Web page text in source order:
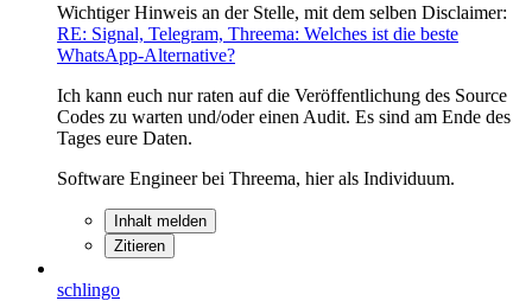
Wichtiger Hinweis an der Stelle, mit dem selben Disclaimer:
RE: Signal, Telegram, Threema: Welches ist die beste
WhatsApp-Alternative?
Ich kann euch nur raten auf die Veröffentlichung des Source
Codes zu warten und/oder einen Audit. Es sind am Ende des
Tages eure Daten.
Software Engineer bei Threema, hier als Individuum.
Inhalt melden
Zitieren
schlingo